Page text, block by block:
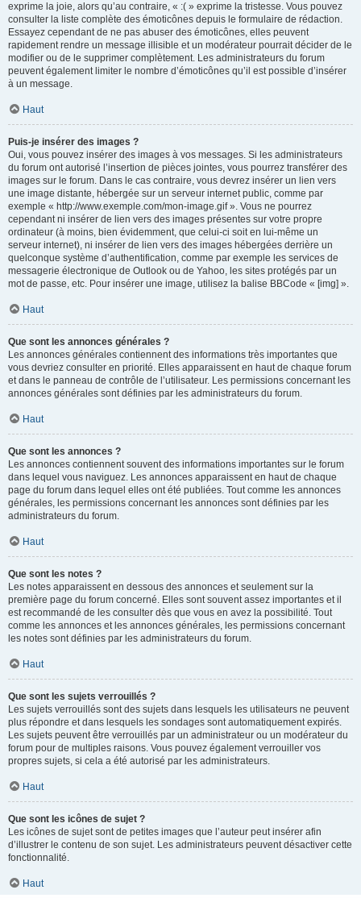
exprime la joie, alors qu’au contraire, « :( » exprime la tristesse. Vous pouvez
consulter la liste complète des émoticônes depuis le formulaire de rédaction.
Essayez cependant de ne pas abuser des émoticônes, elles peuvent
rapidement rendre un message illisible et un modérateur pourrait décider de le
modifier ou de le supprimer complètement. Les administrateurs du forum
peuvent également limiter le nombre d’émoticônes qu’il est possible d’insérer
à un message.
Haut
Puis-je insérer des images ?
Oui, vous pouvez insérer des images à vos messages. Si les administrateurs
du forum ont autorisé l’insertion de pièces jointes, vous pourrez transférer des
images sur le forum. Dans le cas contraire, vous devrez insérer un lien vers
une image distante, hébergée sur un serveur internet public, comme par
exemple « http://www.exemple.com/mon-image.gif ». Vous ne pourrez
cependant ni insérer de lien vers des images présentes sur votre propre
ordinateur (à moins, bien évidemment, que celui-ci soit en lui-même un
serveur internet), ni insérer de lien vers des images hébergées derrière un
quelconque système d’authentification, comme par exemple les services de
messagerie électronique de Outlook ou de Yahoo, les sites protégés par un
mot de passe, etc. Pour insérer une image, utilisez la balise BBCode « [img] ».
Haut
Que sont les annonces générales ?
Les annonces générales contiennent des informations très importantes que
vous devriez consulter en priorité. Elles apparaissent en haut de chaque forum
et dans le panneau de contrôle de l’utilisateur. Les permissions concernant les
annonces générales sont définies par les administrateurs du forum.
Haut
Que sont les annonces ?
Les annonces contiennent souvent des informations importantes sur le forum
dans lequel vous naviguez. Les annonces apparaissent en haut de chaque
page du forum dans lequel elles ont été publiées. Tout comme les annonces
générales, les permissions concernant les annonces sont définies par les
administrateurs du forum.
Haut
Que sont les notes ?
Les notes apparaissent en dessous des annonces et seulement sur la
première page du forum concerné. Elles sont souvent assez importantes et il
est recommandé de les consulter dès que vous en avez la possibilité. Tout
comme les annonces et les annonces générales, les permissions concernant
les notes sont définies par les administrateurs du forum.
Haut
Que sont les sujets verrouillés ?
Les sujets verrouillés sont des sujets dans lesquels les utilisateurs ne peuvent
plus répondre et dans lesquels les sondages sont automatiquement expirés.
Les sujets peuvent être verrouillés par un administrateur ou un modérateur du
forum pour de multiples raisons. Vous pouvez également verrouiller vos
propres sujets, si cela a été autorisé par les administrateurs.
Haut
Que sont les icônes de sujet ?
Les icônes de sujet sont de petites images que l’auteur peut insérer afin
d’illustrer le contenu de son sujet. Les administrateurs peuvent désactiver cette
fonctionnalité.
Haut